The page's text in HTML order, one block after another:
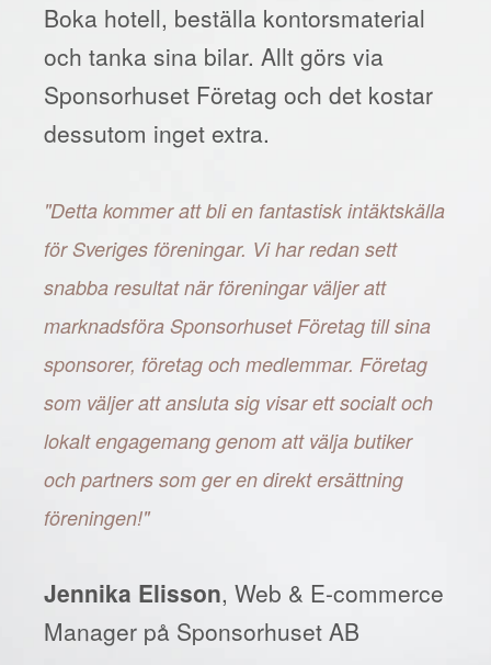
Boka hotell, beställa kontorsmaterial
och tanka sina bilar. Allt görs via
Sponsorhuset Företag och det kostar
dessutom inget extra.
"Detta kommer att bli en fantastisk intäktskälla
för Sveriges föreningar. Vi har redan sett
snabba resultat när föreningar väljer att
marknadsföra Sponsorhuset Företag till sina
sponsorer, företag och medlemmar. Företag
som väljer att ansluta sig visar ett socialt och
lokalt engagemang genom att välja butiker
och partners som ger en direkt ersättning
föreningen!"
Jennika Elisson, Web & E-commerce
Manager på Sponsorhuset AB